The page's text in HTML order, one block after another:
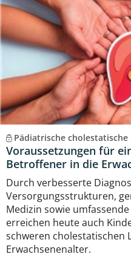
Pädiatrische
Voraussetzungen für
Betroffener in die
Durch verbesserte
Versorgungsstrukturen,
Medizin sowie
erreichen heute auch
schweren cholestatischen
Erwachsenenalter.